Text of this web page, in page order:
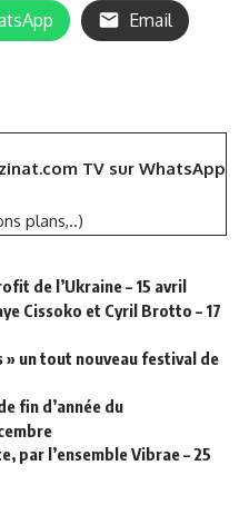
Email
TV sur WhatsApp
plans,..)
de l’Ukraine – 15 avril
Cissoko et Cyril Brotto – 17
» un tout nouveau festival de
fin d’année du
par l’ensemble Vibrae – 25